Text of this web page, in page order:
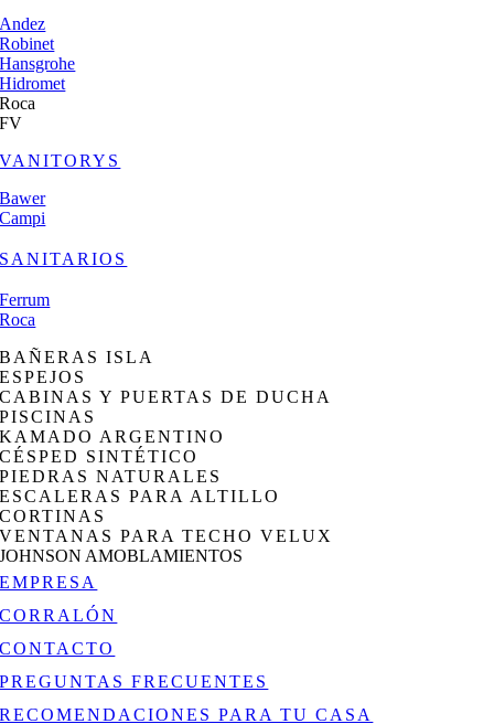
Andez
Robinet
Hansgrohe
Hidromet
Roca
FV
VANITORYS
Bawer
Campi
SANITARIOS
Ferrum
Roca
BAÑERAS ISLA
ESPEJOS
CABINAS Y PUERTAS DE DUCHA
PISCINAS
KAMADO ARGENTINO
CÉSPED SINTÉTICO
PIEDRAS NATURALES
ESCALERAS PARA ALTILLO
CORTINAS
VENTANAS PARA TECHO VELUX
JOHNSON AMOBLAMIENTOS
EMPRESA
CORRALÓN
CONTACTO
PREGUNTAS FRECUENTES
RECOMENDACIONES PARA TU CASA